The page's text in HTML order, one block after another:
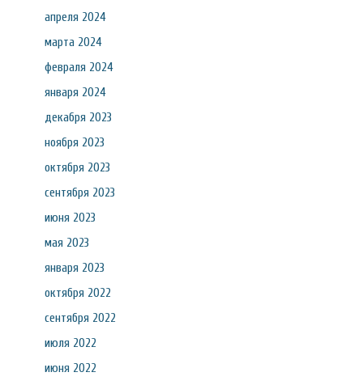
апреля 2024
марта 2024
февраля 2024
января 2024
декабря 2023
ноября 2023
октября 2023
сентября 2023
июня 2023
мая 2023
января 2023
октября 2022
сентября 2022
июля 2022
июня 2022